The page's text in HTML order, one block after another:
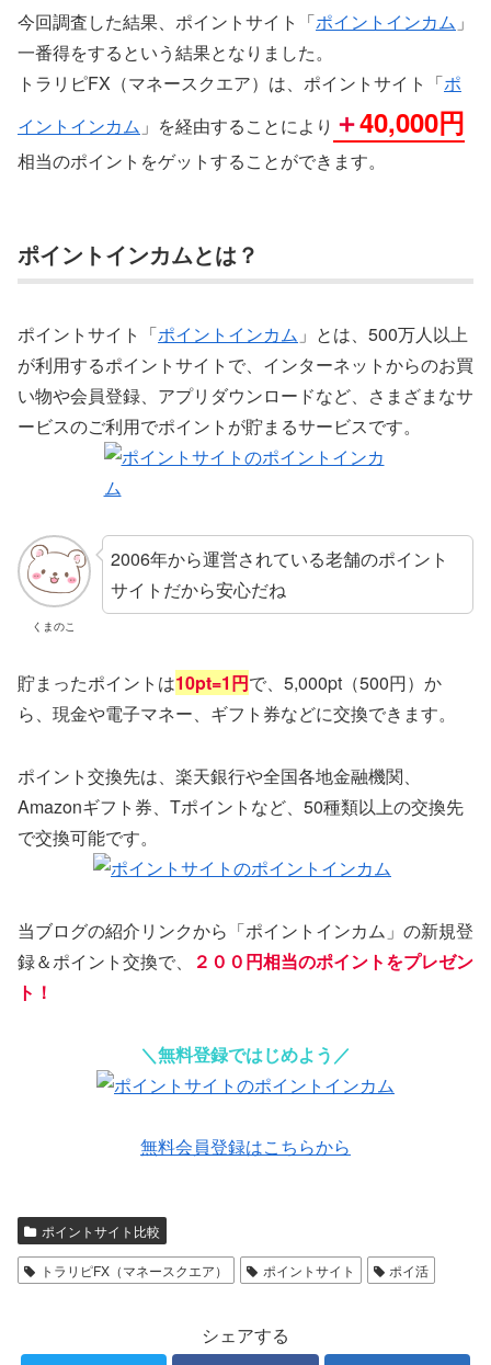
今回調査した結果、ポイントサイト「ポイントインカム 」
一番得をするという結果となりました。
トラリピFX（マネースクエア）は、ポイントサイト「ポ
イントインカム 」を経由することにより ＋40,000円
相当のポイントをゲットすることができます。
ポイントインカムとは？
ポイントサイト「ポイントインカム 」とは、500万人以上
が利用するポイントサイトで、インターネットからのお買
い物や会員登録、アプリダウンロードなど、さまざまなサ
ービスのご利用でポイントが貯まるサービスです。
くまのこ
2006年から運営されている老舗のポイント
サイトだから安心だね
貯まったポイントは10pt=1円で、5,000pt（500円）か
ら、現金や電子マネー、ギフト券などに交換できます。
ポイント交換先は、楽天銀行や全国各地金融機関、
Amazonギフト券、Tポイントなど、50種類以上の交換先
で交換可能です。
当ブログの紹介リンクから「ポイントインカム」の新規登
録＆ポイント交換で、
２００円相当のポイントをプレゼン
ト！
＼無料登録ではじめよう／
無料会員登録はこちらから
ポイントサイト比較
トラリピFX（マネースクエア） ポイントサイト ポイ活
シェアする